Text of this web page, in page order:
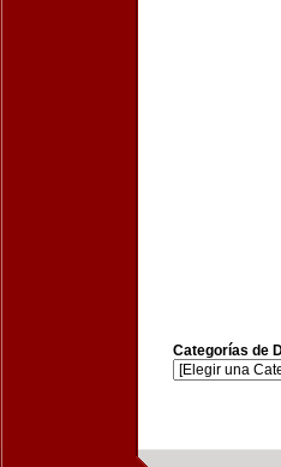
Categorías de